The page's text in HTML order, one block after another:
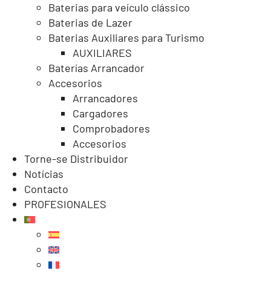
Baterias para veículo clássico
Baterias de Lazer
Baterias Auxiliares para Turismo
AUXILIARES
Baterías Arrancador
Accesorios
Arrancadores
Cargadores
Comprobadores
Accesorios
Torne-se Distribuidor
Notícias
Contacto
PROFESIONALES